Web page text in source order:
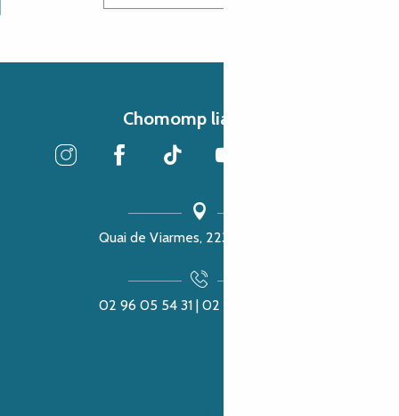
Chomomp liammet
Quai de Viarmes, 22300 Lannion
02 96 05 54 31 | 02 96 04 04 57